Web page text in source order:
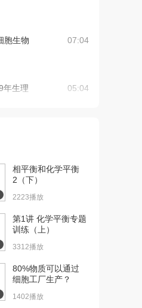
胞生物
07:04
年生理
05:04
征
特征
古核细
07:32
相平衡和化学平衡
2（下）
2223播放
第1讲 化学平衡专题
训练（上）
3312播放
80%物质可以通过
细胞工厂生产？
1402播放